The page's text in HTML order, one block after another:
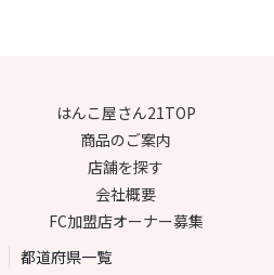
はんこ屋さん21TOP
商品のご案内
店舗を探す
会社概要
FC加盟店オーナー募集
都道府県一覧